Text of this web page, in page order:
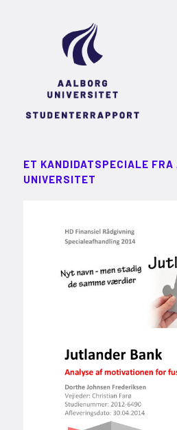
ET KANDIDATSPECIALE FRA
UNIVERSITET